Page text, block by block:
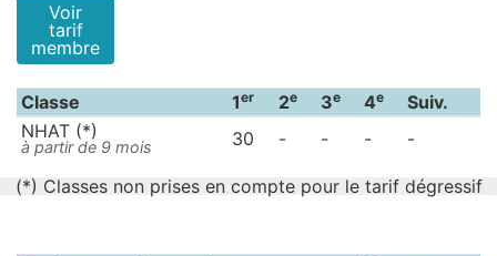
Voir
tarif
membre
Classe 1er 2e 3e 4e
Suiv.
NHAT (*)
à partir de 9 mois 30 - - - -
(*) Classes non prises en compte pour le tarif dégressif